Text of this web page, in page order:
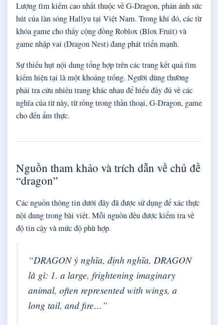
Lượng tìm kiếm cao nhất thuộc về G-Dragon, phản ánh sức
hút của làn sóng Hallyu tại Việt Nam. Trong khi đó, các từ
khóa game cho thấy cộng đồng Roblox (Blox Fruit) và
game nhập vai (Dragon Nest) đang phát triển mạnh.
Sự thiếu hụt nội dung tổng hợp trên các trang kết quả tìm
kiếm hiện tại là một khoảng trống. Người dùng thường
phải tra cứu nhiều trang khác nhau để hiểu đầy đủ về các
nghĩa của từ này, từ rồng trong thần thoại, G-Dragon, game
cho đến ẩm thực.
Nguồn tham khảo và trích dẫn về chủ đề
“dragon”
Các nguồn thông tin dưới đây đã được sử dụng để xác thực
nội dung trong bài viết. Mỗi nguồn đều được kiểm tra về
độ tin cậy và mức độ phù hợp.
“DRAGON ý nghĩa, định nghĩa, DRAGON
là gì: 1. a large, frightening imaginary
animal, often represented with wings, a
long tail, and fire…”